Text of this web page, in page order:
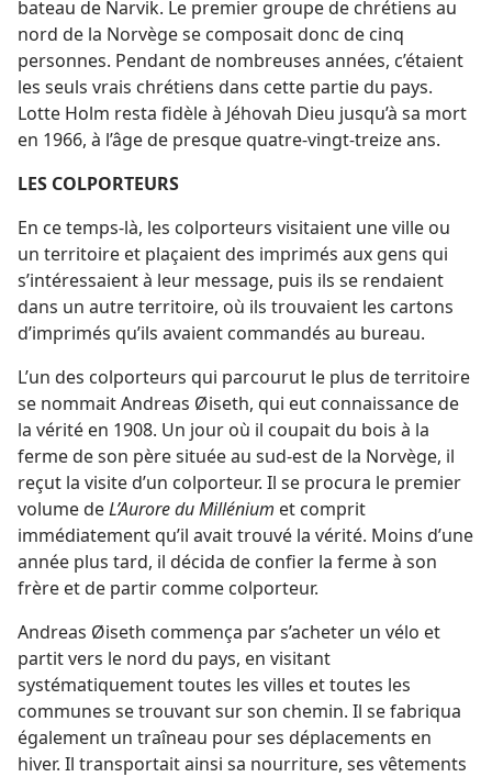
bateau de Narvik. Le premier groupe de chrétiens au
nord de la Norvège se composait donc de cinq
personnes. Pendant de nombreuses années, c’étaient
les seuls vrais chrétiens dans cette partie du pays.
Lotte Holm resta fidèle à Jéhovah Dieu jusqu’à sa mort
en 1966, à l’âge de presque quatre-vingt-treize ans.
LES COLPORTEURS
En ce temps-​là, les colporteurs visitaient une ville ou
un territoire et plaçaient des imprimés aux gens qui
s’intéressaient à leur message, puis ils se rendaient
dans un autre territoire, où ils trouvaient les cartons
d’imprimés qu’ils avaient commandés au bureau.
L’un des colporteurs qui parcourut le plus de territoire
se nommait Andreas Øiseth, qui eut connaissance de
la vérité en 1908. Un jour où il coupait du bois à la
ferme de son père située au sud-est de la Norvège, il
reçut la visite d’un colporteur. Il se procura le premier
volume deL’Aurore du Millénium et comprit
immédiatement qu’il avait trouvé la vérité. Moins d’une
année plus tard, il décida de confier la ferme à son
frère et de partir comme colporteur.
Andreas Øiseth commença par s’acheter un vélo et
partit vers le nord du pays, en visitant
systématiquement toutes les villes et toutes les
communes se trouvant sur son chemin. Il se fabriqua
également un traîneau pour ses déplacements en
hiver. Il transportait ainsi sa nourriture, ses vêtements